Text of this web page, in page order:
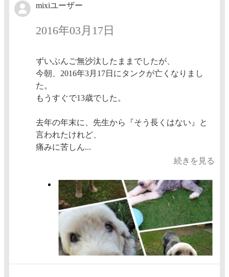
mixiユーザー
2016年03月17日
ずいぶんご無沙汰したままでしたが、
今朝、2016年3月17日にタンクが亡くなりまし
た。
もうすぐで13歳でした。
去年の年末に、先生から『そう長くはない』と
言われたけれど、
痛みに苦しん...
続きを見る